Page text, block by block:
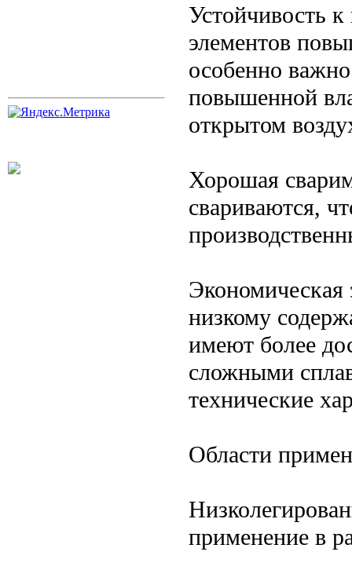
Устойчивость
элементов
особенно
повышенной
открытом
Хорошая
свариваются,
Экономическая
низкому
имеют более
сложными
технические
Области
применение в